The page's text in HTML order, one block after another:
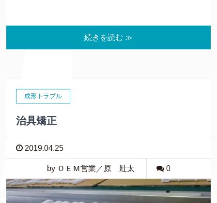
続きを読む ≫
成形トラブル
治具矯正
2019.04.25
by ＯＥＭ営業／原 壯太 0